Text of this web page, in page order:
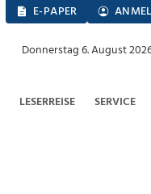
E-PAPER
Donnerstag 6. August
LESERREISE SERVICE